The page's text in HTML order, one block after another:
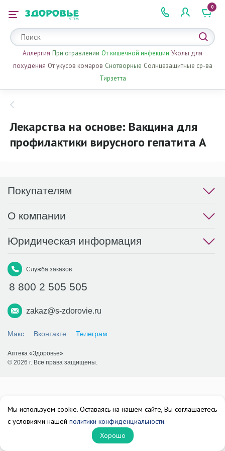
2 505 505
0
Аллергия При отравлении От кишечной инфекции Уколы для
похудения От укусов комаров Снотворные Солнцезащитные ср-ва
Тирзетта
Лекарства на основе: Вакцина для
профилактики вирусного гепатита А
Покупателям
О компании
Юридическая информация
Служба заказов
8 800 2 505 505
zakaz@s-zdorovie.ru
Макс Вконтакте Телеграм
Аптека «Здоровье»
© 2026 г. Все права защищены.
Мы используем cookie. Оставаясь на нашем сайте, Вы соглашаетесь
с условиями нашей политики конфиденциальности.
Хорошо